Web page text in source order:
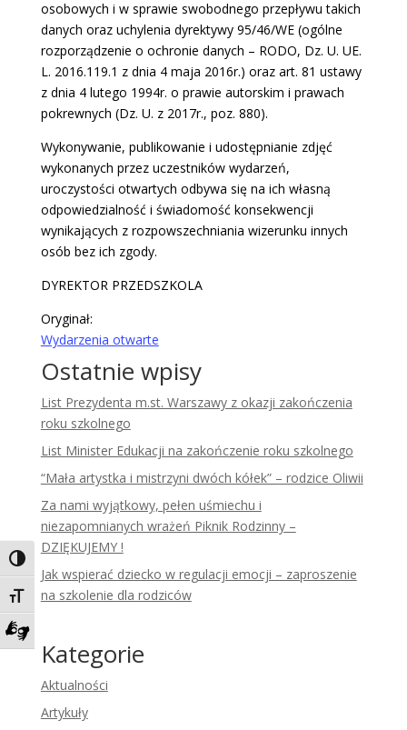
Toggle High Contrast
Toggle Font size
Zadzwoń do tłumacza języka migowego
osobowych i w sprawie swobodnego przepływu takich
danych oraz uchylenia dyrektywy 95/46/WE (ogólne
rozporządzenie o ochronie danych – RODO, Dz. U. UE.
L. 2016.119.1 z dnia 4 maja 2016r.) oraz art. 81 ustawy
z dnia 4 lutego 1994r. o prawie autorskim i prawach
pokrewnych (Dz. U. z 2017r., poz. 880).
Wykonywanie, publikowanie i udostępnianie zdjęć
wykonanych przez uczestników wydarzeń,
uroczystości otwartych odbywa się na ich własną
odpowiedzialność i świadomość konsekwencji
wynikających z rozpowszechniania wizerunku innych
osób bez ich zgody.
DYREKTOR PRZEDSZKOLA
Oryginał:
Wydarzenia otwarte
Ostatnie wpisy
List Prezydenta m.st. Warszawy z okazji zakończenia
roku szkolnego
List Minister Edukacji na zakończenie roku szkolnego
“Mała artystka i mistrzyni dwóch kółek” – rodzice Oliwii
Za nami wyjątkowy, pełen uśmiechu i
niezapomnianych wrażeń Piknik Rodzinny –
DZIĘKUJEMY !
Jak wspierać dziecko w regulacji emocji – zaproszenie
na szkolenie dla rodziców
Kategorie
Aktualności
Artykuły